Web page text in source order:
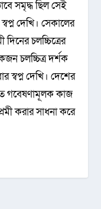
সমৃদ্ধ ছিল সেই
দেখি। সেকালের
চলচ্চিত্রের
চলচ্চিত্র দর্শক
স্বপ্ন দেখি। দেশের
গবেষণামূলক কাজ
করার সাধনা করে